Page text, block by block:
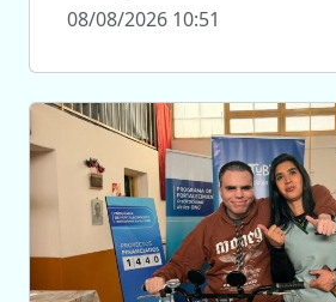
08/08/2026 10:51